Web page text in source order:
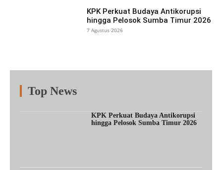
KPK Perkuat Budaya Antikorupsi
hingga Pelosok Sumba Timur 2026
7 Agustus 2026
Top News
KPK Perkuat Budaya Antikorupsi
hingga Pelosok Sumba Timur 2026